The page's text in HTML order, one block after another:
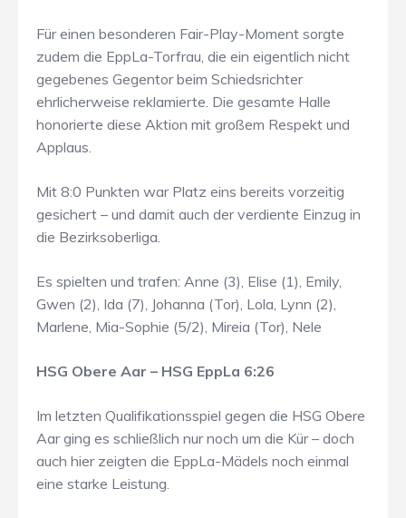
Für einen besonderen Fair-Play-Moment sorgte
zudem die EppLa-Torfrau, die ein eigentlich nicht
gegebenes Gegentor beim Schiedsrichter
ehrlicherweise reklamierte. Die gesamte Halle
honorierte diese Aktion mit großem Respekt und
Applaus.
Mit 8:0 Punkten war Platz eins bereits vorzeitig
gesichert – und damit auch der verdiente Einzug in
die Bezirksoberliga.
Es spielten und trafen: Anne (3), Elise (1), Emily,
Gwen (2), Ida (7), Johanna (Tor), Lola, Lynn (2),
Marlene, Mia-Sophie (5/2), Mireia (Tor), Nele
HSG Obere Aar – HSG EppLa 6:26
Im letzten Qualifikationsspiel gegen die HSG Obere
Aar ging es schließlich nur noch um die Kür – doch
auch hier zeigten die EppLa-Mädels noch einmal
eine starke Leistung.